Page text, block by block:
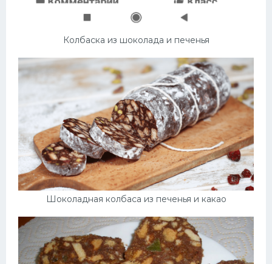
Колбаска из шоколада и печенья
Шоколадная колбаса из печенья и какао